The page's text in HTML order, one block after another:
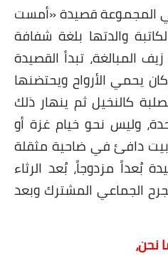
المجموعة قصيدة «أمست
والدتها بلغة شفافة
المبالغة، تبدأ القصيدة
يحمي الأرواح ويحتضنها
كالنخيل ثم ينهار ذلك
وليس نحو خيام غزة أو
بيت دافئ في ضاحية مثقلة
بُعداً مزدوجاً، بُعد الرثاء
الجماعي المشترك وبعد
نحن،